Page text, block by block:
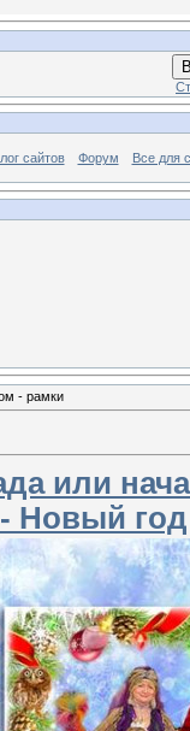
сайтов Форум Все для
- рамки
или
Новый год